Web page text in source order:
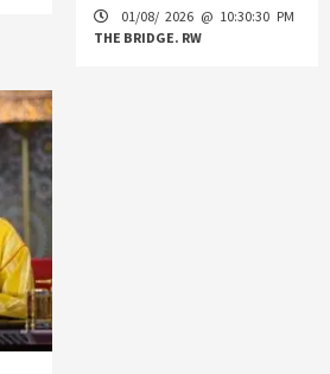
01/08/ 2026 @ 10:30:30 PM
THE BRIDGE. RW